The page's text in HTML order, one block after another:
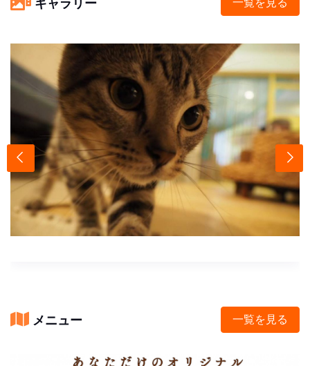
一覧を見る
メニュー 一覧を見る